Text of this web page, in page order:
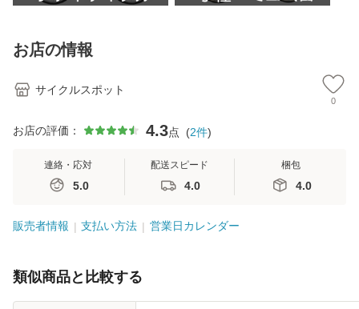
お店の情報
サイクルスポット
0
お店の評価： 4.3点 (2件)
連絡・応対
5.0
配送スピード
4.0
梱包
4.0
販売者情報 支払い方法 営業日カレンダー
類似商品と比較する